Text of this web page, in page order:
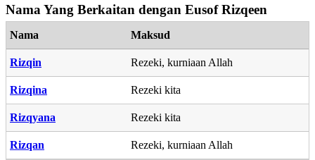
Nama Yang Berkaitan dengan Eusof Rizqeen
Nama Maksud
Rizqin Rezeki, kurniaan Allah
Rizqina Rezeki kita
Rizqyana Rezeki kita
Rizqan Rezeki, kurniaan Allah